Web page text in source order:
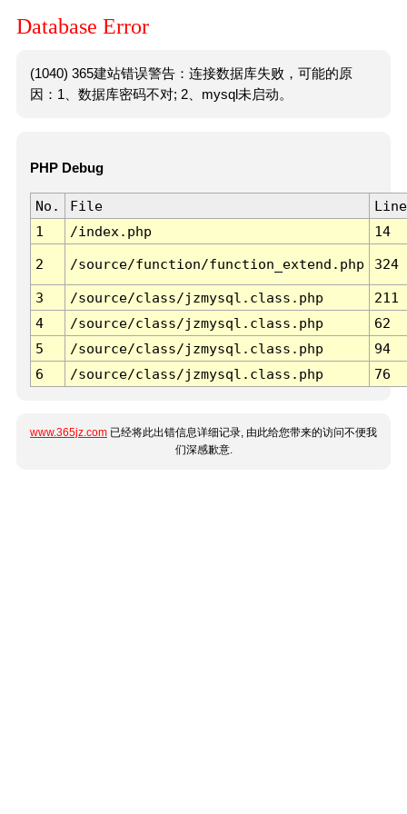
Database Error
(1040) 365建站错误警告：连接数据库失败，可能的原
因：1、数据库密码不对; 2、mysql未启动。
PHP Debug
No. File
Line
1
/index.php 14
2 /source/function/function_extend.php 324
3 /source/class/jzmysql.class.php
211
4
/source/class/jzmysql.class.php
62
5
/source/class/jzmysql.class.php
94
6
/source/class/jzmysql.class.php 76
www.365jz.com 已经将此出错信息详细记录, 由此给您带来的访问不便我
们深感歉意.